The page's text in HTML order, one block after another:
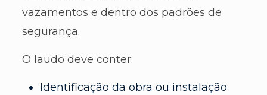
vazamentos e dentro dos padrões de
segurança.
O laudo deve conter:
Identificação da obra ou instalação